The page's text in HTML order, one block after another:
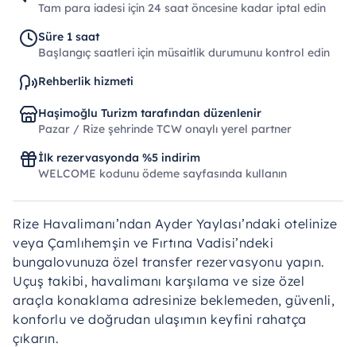
Tam para iadesi için 24 saat öncesine kadar iptal edin
Süre 1 saat
Başlangıç ​​saatleri için müsaitlik durumunu kontrol edin
Rehberlik hizmeti
Haşimoğlu Turizm tarafından düzenlenir
Pazar / Rize şehrinde TCW onaylı yerel partner
İlk rezervasyonda %5 indirim
WELCOME kodunu ödeme sayfasında kullanın
Rize Havalimanı’ndan Ayder Yaylası’ndaki otelinize
veya Çamlıhemşin ve Fırtına Vadisi’ndeki
bungalovunuza özel transfer rezervasyonu yapın.
Uçuş takibi, havalimanı karşılama ve size özel
araçla konaklama adresinize beklemeden, güvenli,
konforlu ve doğrudan ulaşımın keyfini rahatça
çıkarın.